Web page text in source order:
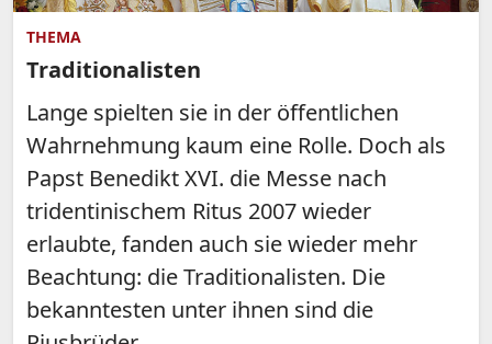
THEMA
Traditionalisten
Lange spielten sie in der öffentlichen
Wahrnehmung kaum eine Rolle. Doch als
Papst Benedikt XVI. die Messe nach
tridentinischem Ritus 2007 wieder
erlaubte, fanden auch sie wieder mehr
Beachtung: die Traditionalisten. Die
bekanntesten unter ihnen sind die